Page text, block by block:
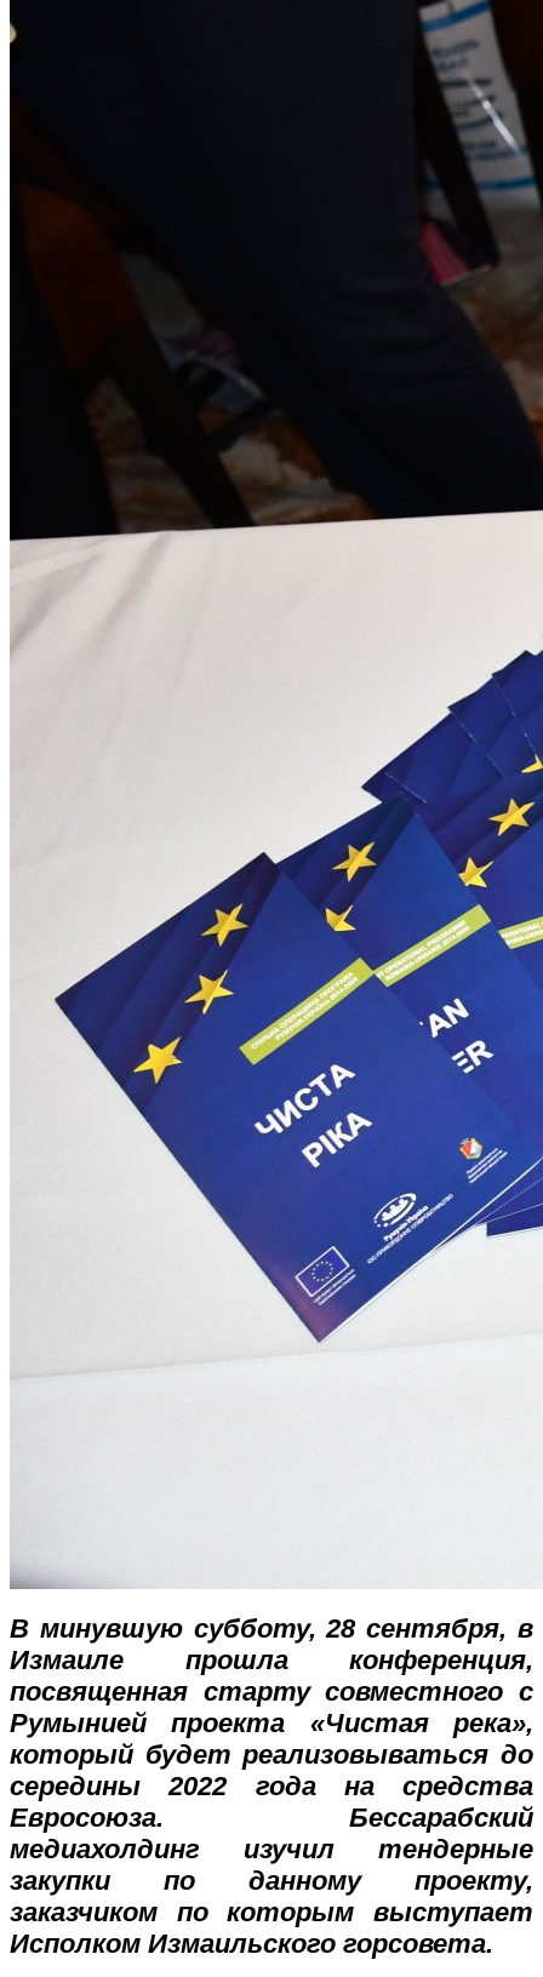
В минувшую субботу, 28 сентября, в
Измаиле прошла конференция,
посвященная старту совместного с
Румынией проекта «Чистая река»,
который будет реализовываться до
середины 2022 года на средства
Евросоюза. Бессарабский
медиахолдинг изучил тендерные
закупки по данному проекту,
заказчиком по которым выступает
Исполком Измаильского горсовета.